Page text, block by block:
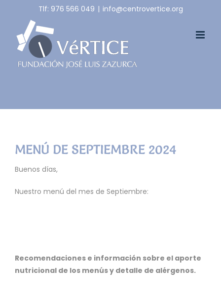
content
Tlf: 976 566 049 | info@centrovertice.org
MENÚ DE SEPTIEMBRE 2024
Buenos días,
Nuestro menú del mes de Septiembre:
Recomendaciones e información sobre el aporte
nutricional de los menús y detalle de alérgenos.